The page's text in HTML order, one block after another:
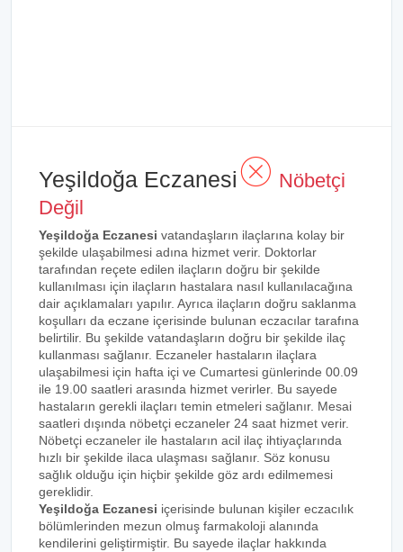
Yeşildoğa Eczanesi
Nöbetçi
Değil
Yeşildoğa Eczanesi vatandaşların ilaçlarına kolay bir
şekilde ulaşabilmesi adına hizmet verir. Doktorlar
tarafından reçete edilen ilaçların doğru bir şekilde
kullanılması için ilaçların hastalara nasıl kullanılacağına
dair açıklamaları yapılır. Ayrıca ilaçların doğru saklanma
koşulları da eczane içerisinde bulunan eczacılar tarafına
belirtilir. Bu şekilde vatandaşların doğru bir şekilde ilaç
kullanması sağlanır. Eczaneler hastaların ilaçlara
ulaşabilmesi için hafta içi ve Cumartesi günlerinde 00.09
ile 19.00 saatleri arasında hizmet verirler. Bu sayede
hastaların gerekli ilaçları temin etmeleri sağlanır. Mesai
saatleri dışında nöbetçi eczaneler 24 saat hizmet verir.
Nöbetçi eczaneler ile hastaların acil ilaç ihtiyaçlarında
hızlı bir şekilde ilaca ulaşması sağlanır. Söz konusu
sağlık olduğu için hiçbir şekilde göz ardı edilmemesi
gereklidir.
Yeşildoğa Eczanesi içerisinde bulunan kişiler eczacılık
bölümlerinden mezun olmuş farmakoloji alanında
kendilerini geliştirmiştir. Bu sayede ilaçlar hakkında